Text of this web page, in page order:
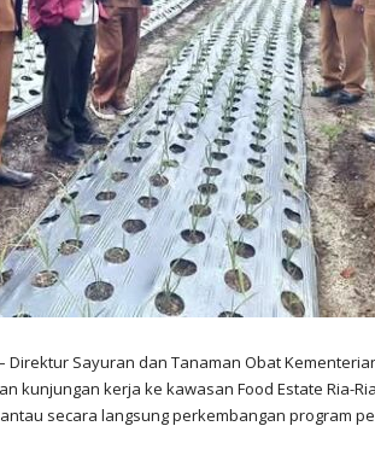
Direktur Sayuran dan Tanaman Obat
kunjungan kerja ke kawasan Food Estate Ria-
secara langsung perkembangan program